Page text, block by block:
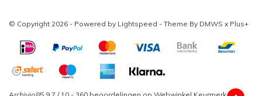
© Copyright 2026 - Powered by Lightspeed - Theme By DMWS x Plus+